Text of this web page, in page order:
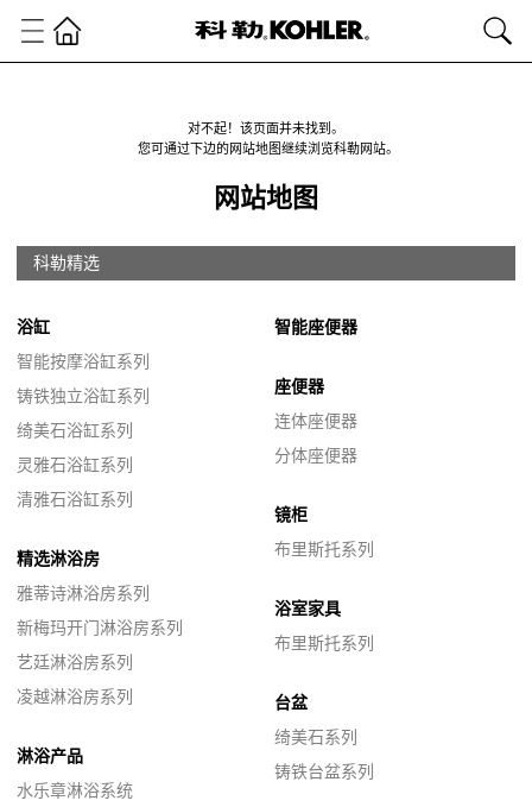
对不起！该页面并未找到。
您可通过下边的网站地图继续浏览科勒网站。
网站地图
科勒精选
浴缸
智能按摩浴缸系列
铸铁独立浴缸系列
绮美石浴缸系列
灵雅石浴缸系列
清雅石浴缸系列
精选淋浴房
雅蒂诗淋浴房系列
新梅玛开门淋浴房系列
艺廷淋浴房系列
凌越淋浴房系列
淋浴产品
水乐章淋浴系统
智能座便器
座便器
连体座便器
分体座便器
镜柜
布里斯托系列
浴室家具
布里斯托系列
台盆
绮美石系列
铸铁台盆系列